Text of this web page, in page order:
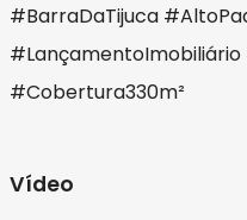
#BarraDaTijuca
#LançamentoImobiliário
#Cobertura330m²
Vídeo